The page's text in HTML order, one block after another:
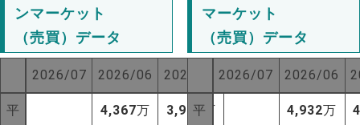
ンマーケット
（売買）データ
2026/07 2026/06 2025/07
平
4,367万
3,978万
マーケット
（売買）データ
2026/07 2026/06
平
4,932万